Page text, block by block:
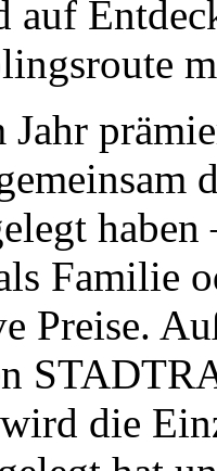
auf
Jahr
Familie
Preise.
die